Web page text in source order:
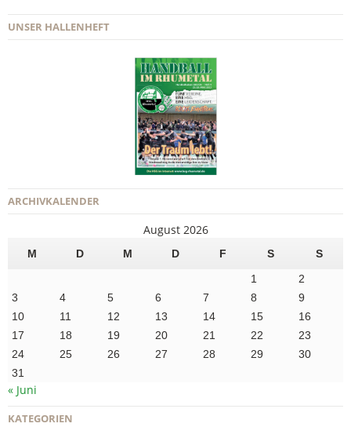
UNSER HALLENHEFT
ARCHIVKALENDER
August 2026
M D M D F S
S
1
2
3
4 5 6 7 8
9
10
11 12 13 14 15
16
17
18 19 20 21 22
23
24
25 26 27 28 29
30
31
« Juni
KATEGORIEN